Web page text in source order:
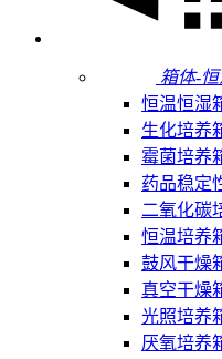
箱体-
恒温恒湿
生化培养
霉菌培养
药品稳定
二氧化碳
恒温培养
鼓风干燥
真空干燥
光照培养
厌氧培养